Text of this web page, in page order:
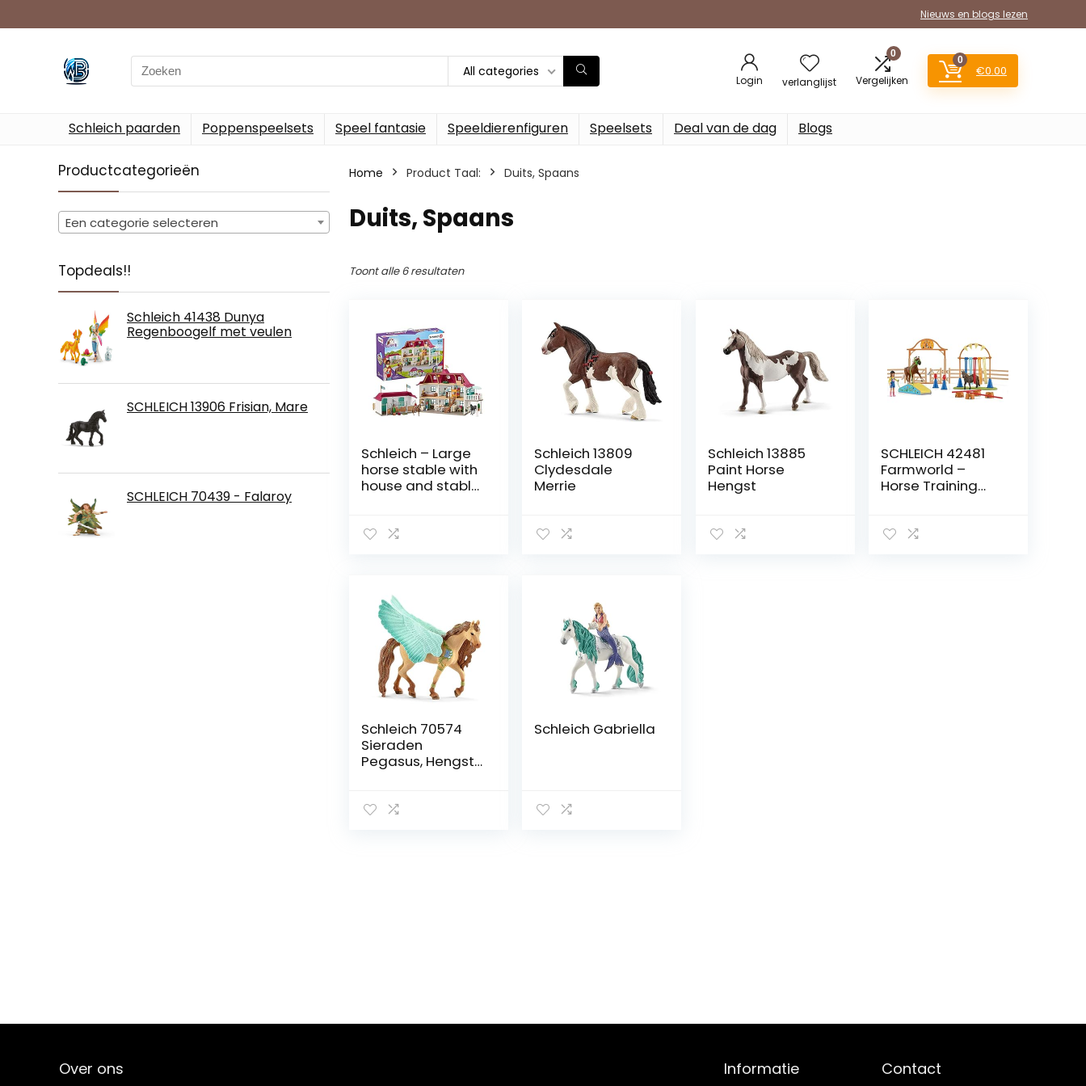
Nieuws en blogs lezen
Search
for:
All categories
Login verlanglijst
0
Vergelijken
0
€0.00
Schleich paarden Poppenspeelsets Speel fantasie Speeldierenfiguren Speelsets Deal van de dag Blogs
Productcategorieën
Een categorie selecteren
Topdeals!!
Schleich 41438 Dunya
Regenboogelf met veulen
SCHLEICH 13906 Frisian, Mare
SCHLEICH 70439 - Falaroy
Home Product Taal: ‎Duits, Spaans
‎Duits, Spaans
Toont alle 6 resultaten
Schleich – Large
horse stable with
house and stable
Schleich 13809
Clydesdale
Merrie
Schleich 13885
Paint Horse
Hengst
SCHLEICH 42481
Farmworld –
Horse Training
Children’s Toys
Schleich 70574
Sieraden
Pegasus, Hengst
Schleich Gabriella
Over ons Informatie Contact